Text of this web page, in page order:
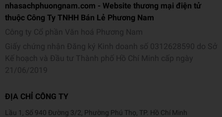
nhasachphuongnam.com - Website thương mại điện tử
thuộc Công Ty TNHH Bán Lẻ Phương Nam
Công ty Cổ phần Văn hoá Phương Nam
Giấy chứng nhận Đăng ký Kinh doanh số 0312628590 do Sở
Kế hoạch và Đầu tư Thành phố Hồ Chí Minh cấp ngày
21/06/2019
ĐỊA CHỈ CÔNG TY
Lầu 1, Số 940 Đường 3/2, Phường Phú Thọ, TP. Hồ Chí Minh